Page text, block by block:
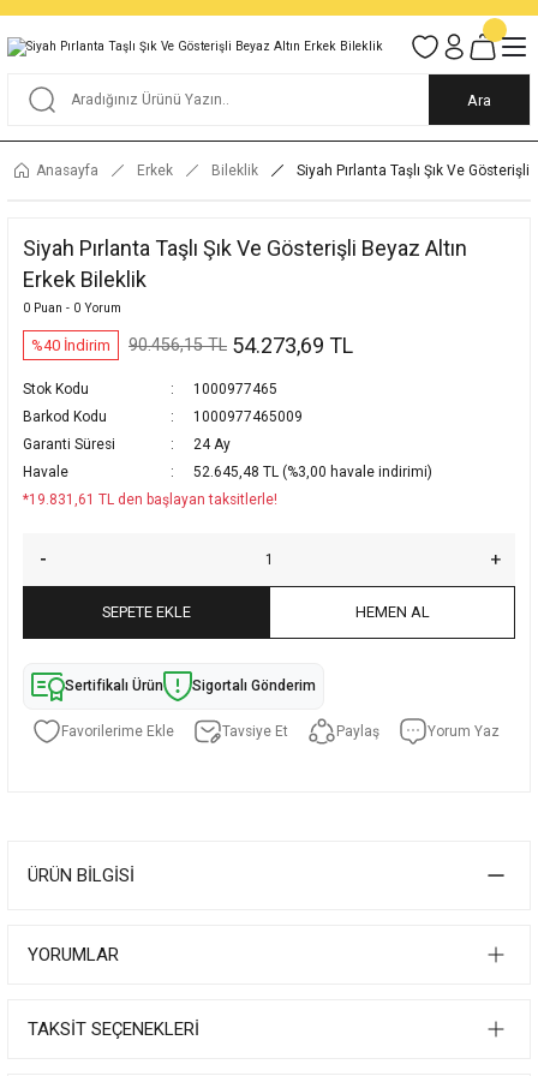
Tüm Alışverişlerde KARGO BEDAVA
Garantili Ve Sigortalı Kargo
Ankara İçi Elden Teslimat İmkanı
24/7 Müşteri Destek Hizmeti
Ara
Anasayfa Erkek Bileklik Siyah Pırlanta Taşlı Şık Ve
Siyah Pırlanta Taşlı Şık Ve Gösterişli Beyaz Altın
Erkek Bileklik
0 Puan - 0 Yorum
%40 İndirim 90.456,15 TL 54.273,69 TL
Stok Kodu
1000977465
Barkod Kodu
1000977465009
Garanti Süresi
24 Ay
Havale
52.645,48 TL (%3,00 havale indirimi)
*19.831,61 TL den başlayan taksitlerle!
SEPETE EKLE HEMEN AL
Sertifikalı Ürün Sigortalı Gönderim
Tavsiye Et Paylaş Yorum Yaz
ÜRÜN BILGISI
YORUMLAR
TAKSIT SEÇENEKLERI